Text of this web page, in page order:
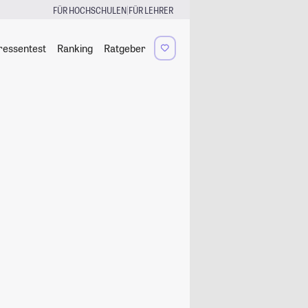
FÜR HOCHSCHULEN|FÜR LEHRER
Ranking Ratgeber